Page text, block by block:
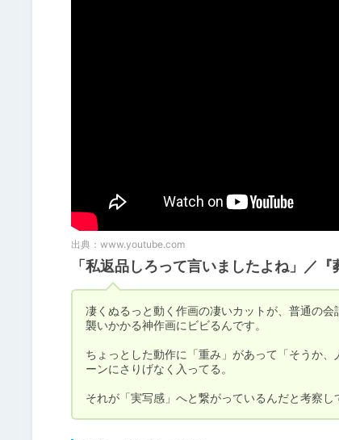
出典： www.youtube.com
「私返品しろって言いましたよね」／
凄くぬるっと動く作画の凄いカットが、普通の
襲いかかる神作画にビビるんです。
ちょっとした動作に「重み」があって「そうか
ーンにさりげなく入ってる。
それが「実写感」へと繋がっているんだと考察し